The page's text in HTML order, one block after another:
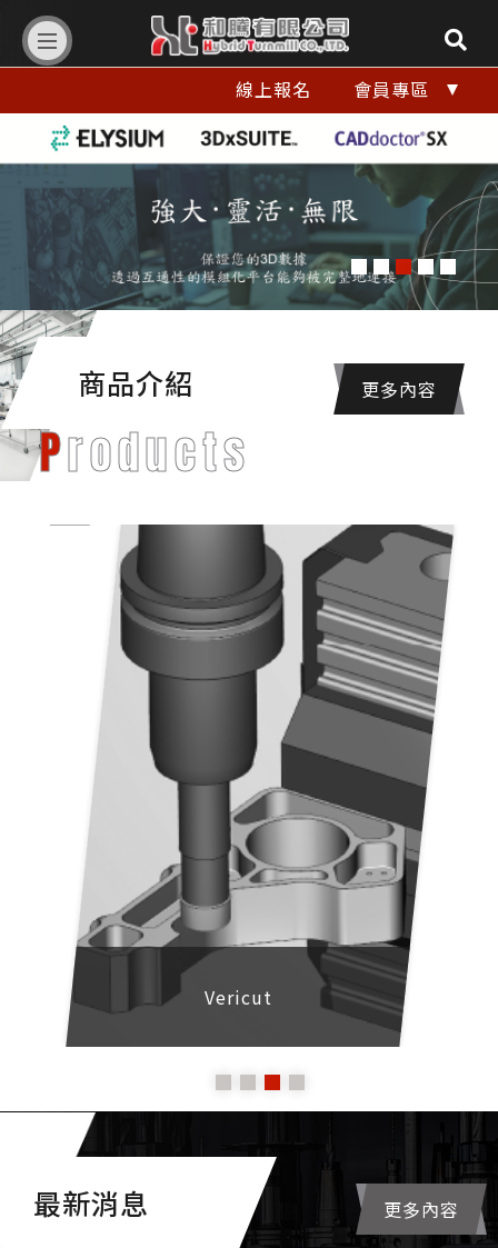
和
騰
有
限
公
司
Hybrid
Turnmill
Co.,LTD.
線上報名 會員專區
關閉視窗
商品搜尋
更多內容
商品介紹
Products
Vericut
更多內容
最新消息